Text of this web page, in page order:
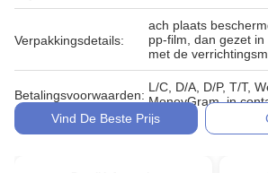
Verpakkingsdetails:
ach plaats
pp-film, dan gezet
met de
Betalingsvoorwaarden:
L/C, D/A, D/P, T/T,
MoneyGram, in
Vind De Beste Prijs